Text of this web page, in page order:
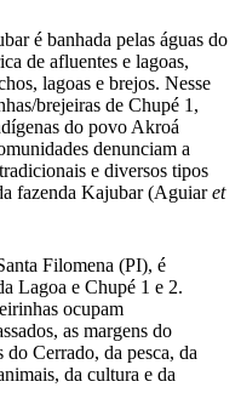
é banhada pelas águas do
de afluentes e lagoas,
lagoas e brejos. Nesse
brejeiras de Chupé 1,
do povo Akroá
denunciam a
e diversos tipos
fazenda Kajubar (Aguiaret
Filomena (PI), é
Lagoa e Chupé 1 e 2.
ocupam
as margens do
Cerrado, da pesca, da
da cultura e da